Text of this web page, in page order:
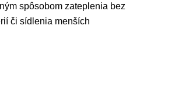
spôsobom zateplenia bez
či sídlenia menších